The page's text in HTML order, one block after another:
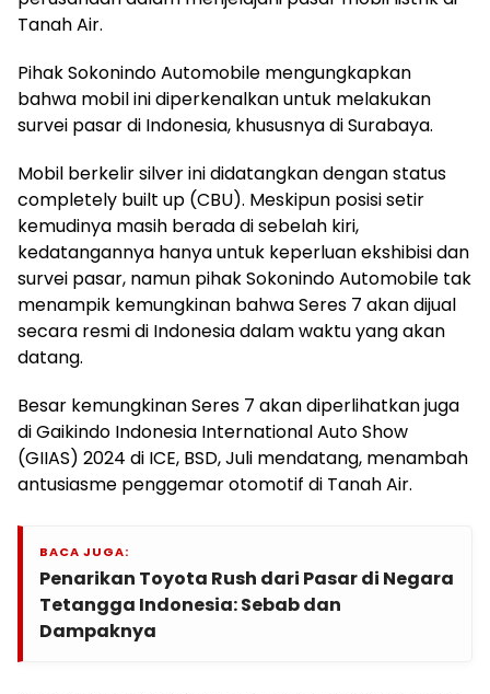
Tanah Air.
Pihak Sokonindo Automobile mengungkapkan
bahwa mobil ini diperkenalkan untuk melakukan
survei pasar di Indonesia, khususnya di Surabaya.
Mobil berkelir silver ini didatangkan dengan status
completely built up (CBU). Meskipun posisi setir
kemudinya masih berada di sebelah kiri,
kedatangannya hanya untuk keperluan ekshibisi dan
survei pasar, namun pihak Sokonindo Automobile tak
menampik kemungkinan bahwa Seres 7 akan dijual
secara resmi di Indonesia dalam waktu yang akan
datang.
Besar kemungkinan Seres 7 akan diperlihatkan juga
di Gaikindo Indonesia International Auto Show
(GIIAS) 2024 di ICE, BSD, Juli mendatang, menambah
antusiasme penggemar otomotif di Tanah Air.
BACA JUGA:
Penarikan Toyota Rush dari Pasar di Negara
Tetangga Indonesia: Sebab dan
Dampaknya